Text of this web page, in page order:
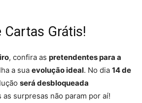
Cartas Grátis!
, confira as pretendentes para a
a sua evolução ideal. No dia 14 de
será desbloqueada
as surpresas não param por aí!